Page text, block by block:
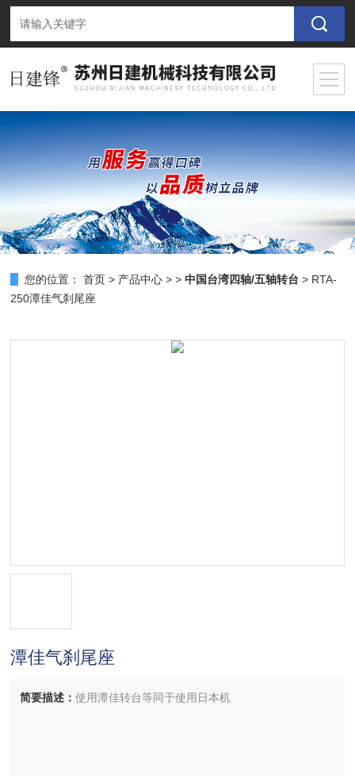
您的位置： 首页 > 产品中心 > >中国台湾四轴/五轴转台 > RTA-
250潭佳气刹尾座
潭佳气刹尾座
简要描述：使用潭佳转台等同于使用日本机